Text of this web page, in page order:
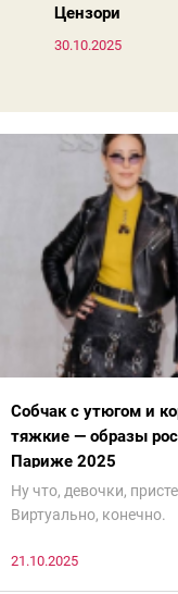
Цензори
30.10.2025
Собчак с утюгом и
тяжкие — образы
Париже 2025
Ну что, девочки,
Виртуально, конечно.
21.10.2025